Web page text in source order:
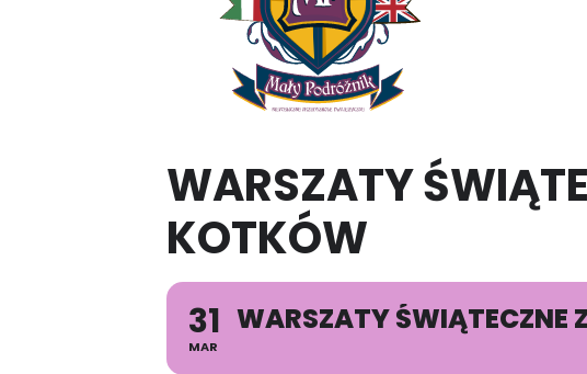
WARSZATY
KOTKÓW
31
MAR
WARSZATY ŚWIĄTECZNE